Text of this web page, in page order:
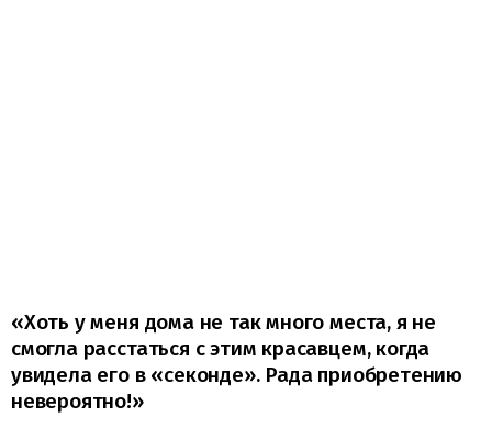
«Хоть у меня дома не так много места, я не
смогла расстаться с этим красавцем, когда
увидела его в «секонде». Рада приобретению
невероятно!»